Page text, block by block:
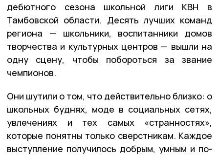
дебютного сезона школьной лиги КВН в
Тамбовской области. Десять лучших команд
региона — школьники, воспитанники домов
творчества и культурных центров — вышли на
одну сцену, чтобы побороться за звание
чемпионов.
Они шутили о том, что действительно близко: о
школьных буднях, моде в социальных сетях,
увлечениях и тех самых «странностях»,
которые понятны только сверстникам. Каждое
выступление получилось добрым, умным и по-